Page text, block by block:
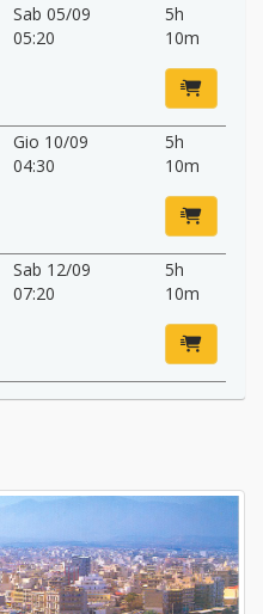
Sab 05/09
05:20
5h
10m
Gio 10/09
04:30
5h
10m
Sab 12/09
07:20
5h
10m